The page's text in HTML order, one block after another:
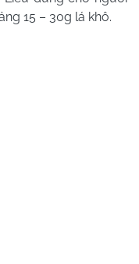
15 – 30g lá khô.